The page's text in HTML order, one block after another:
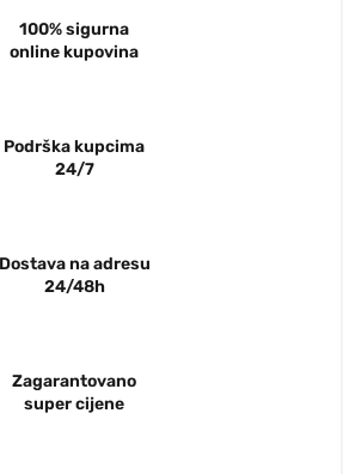
100% sigurna
online kupovina
Podrška kupcima
24/7
Dostava na adresu
24/48h
Zagarantovano
super cijene